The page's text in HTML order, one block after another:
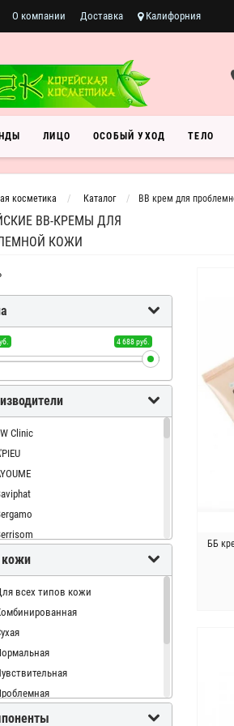
О компании Доставка Калифорния
ЛИЦО ОСОБЫЙ УХОД ТЕЛО
косметика Каталог BB крем для
BB-КРЕМЫ ДЛЯ
КОЖИ
4 688 руб.
Clinic
+
Coy
кожи
всех типов кожи
ББ